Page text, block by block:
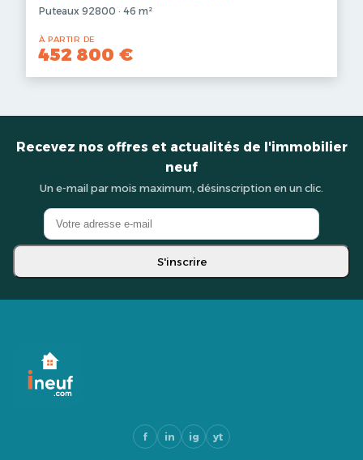
Puteaux 92800 · 46 m²
À PARTIR DE
452 800 €
Recevez nos offres et actualités de l'immobilier
neuf
Un e-mail par mois maximum, désinscription en un clic.
S'inscrire
f in ig yt